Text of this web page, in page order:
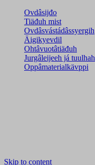
Ovdâsijđo
Tiäđuh mist
Ovdâsvástádâssyergih
Äigikyevdil
Ohtâvuotâtiäđuh
Jurgâleijeeh já tuulhah
Oppâmaterialkävppi
Skip to content